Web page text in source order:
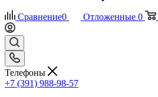
Сравнение0 Отложенные 0
Телефоны
+7 (391) 988-98-57